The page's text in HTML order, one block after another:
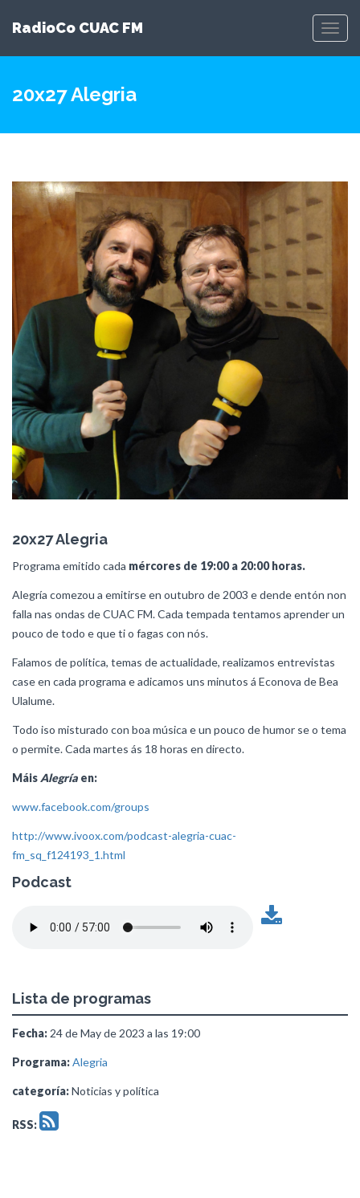
RadioCo CUAC FM
20x27 Alegria
20x27 Alegria
Programa emitido cada mércores de 19:00 a 20:00 horas.
Alegría comezou a emitirse en outubro de 2003 e dende entón non
falla nas ondas de CUAC FM. Cada tempada tentamos aprender un
pouco de todo e que ti o fagas con nós.
Falamos de política, temas de actualidade, realizamos entrevistas
case en cada programa e adicamos uns minutos á Econova de Bea
Ulalume.
Todo iso misturado con boa música e un pouco de humor se o tema
o permite. Cada martes ás 18 horas en directo.
Máis Alegría en:
www.facebook.com/groups
http://www.ivoox.com/podcast-alegria-cuac-
fm_sq_f124193_1.html
Podcast
Lista de programas
Fecha: 24 de May de 2023 a las 19:00
Programa:Alegria
categoría:Noticias y política
RSS: